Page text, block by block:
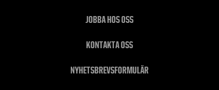
JOBBA HOS OSS
KONTAKTA OSS
NYHETSBREVSFORMULÄR